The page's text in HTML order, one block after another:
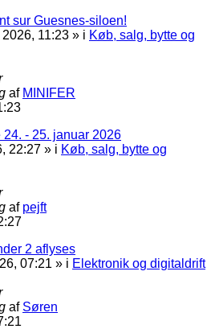
sur Guesnes-siloen!
11:23 » i Køb, salg, bytte og
af MINIFER
- 25. januar 2026
22:27 » i Køb, salg, bytte og
af pejft
2 aflyses
07:21 » i Elektronik og digitaldrift
af Søren